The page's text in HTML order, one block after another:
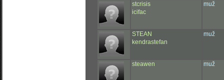
stcrisis
icifac
muž
STEAN
kendrastefan
muž
steawen muž